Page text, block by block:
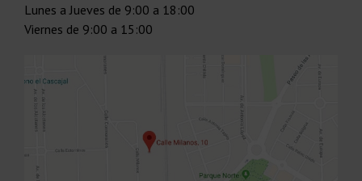
Lunes a Jueves de 9:00 a 18:00
Viernes de 9:00 a 15:00